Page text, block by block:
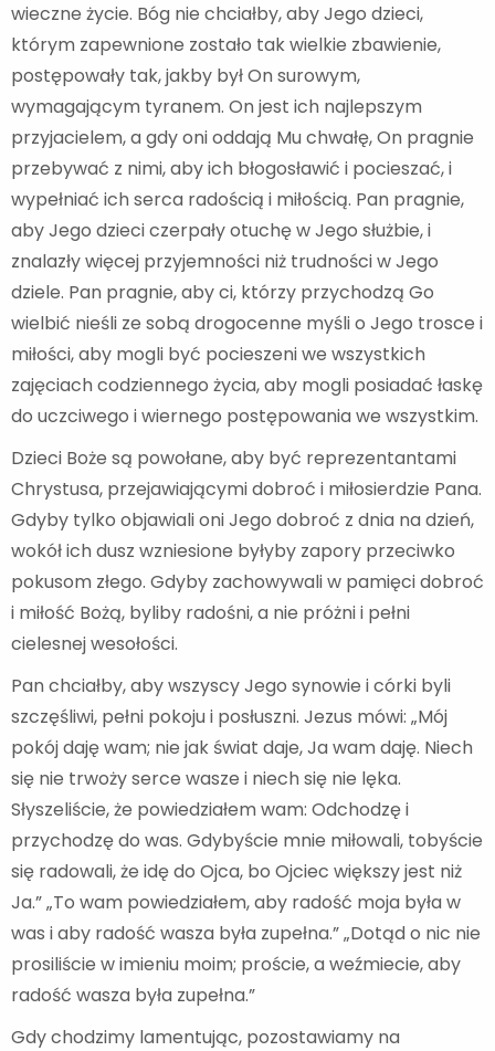
wieczne życie. Bóg nie chciałby, aby Jego dzieci,
którym zapewnione zostało tak wielkie zbawienie,
postępowały tak, jakby był On surowym,
wymagającym tyranem. On jest ich najlepszym
przyjacielem, a gdy oni oddają Mu chwałę, On pragnie
przebywać z nimi, aby ich błogosławić i pocieszać, i
wypełniać ich serca radością i miłością. Pan pragnie,
aby Jego dzieci czerpały otuchę w Jego służbie, i
znalazły więcej przyjemności niż trudności w Jego
dziele. Pan pragnie, aby ci, którzy przychodzą Go
wielbić nieśli ze sobą drogocenne myśli o Jego trosce i
miłości, aby mogli być pocieszeni we wszystkich
zajęciach codziennego życia, aby mogli posiadać łaskę
do uczciwego i wiernego postępowania we wszystkim.
Dzieci Boże są powołane, aby być reprezentantami
Chrystusa, przejawiającymi dobroć i miłosierdzie Pana.
Gdyby tylko objawiali oni Jego dobroć z dnia na dzień,
wokół ich dusz wzniesione byłyby zapory przeciwko
pokusom złego. Gdyby zachowywali w pamięci dobroć
i miłość Bożą, byliby radośni, a nie próżni i pełni
cielesnej wesołości.
Pan chciałby, aby wszyscy Jego synowie i córki byli
szczęśliwi, pełni pokoju i posłuszni. Jezus mówi: „Mój
pokój daję wam; nie jak świat daje, Ja wam daję. Niech
się nie trwoży serce wasze i niech się nie lęka.
Słyszeliście, że powiedziałem wam: Odchodzę i
przychodzę do was. Gdybyście mnie miłowali, tobyście
się radowali, że idę do Ojca, bo Ojciec większy jest niż
Ja.” „To wam powiedziałem, aby radość moja była w
was i aby radość wasza była zupełna.” „Dotąd o nic nie
prosiliście w imieniu moim; proście, a weźmiecie, aby
radość wasza była zupełna.”
Gdy chodzimy lamentując, pozostawiamy na